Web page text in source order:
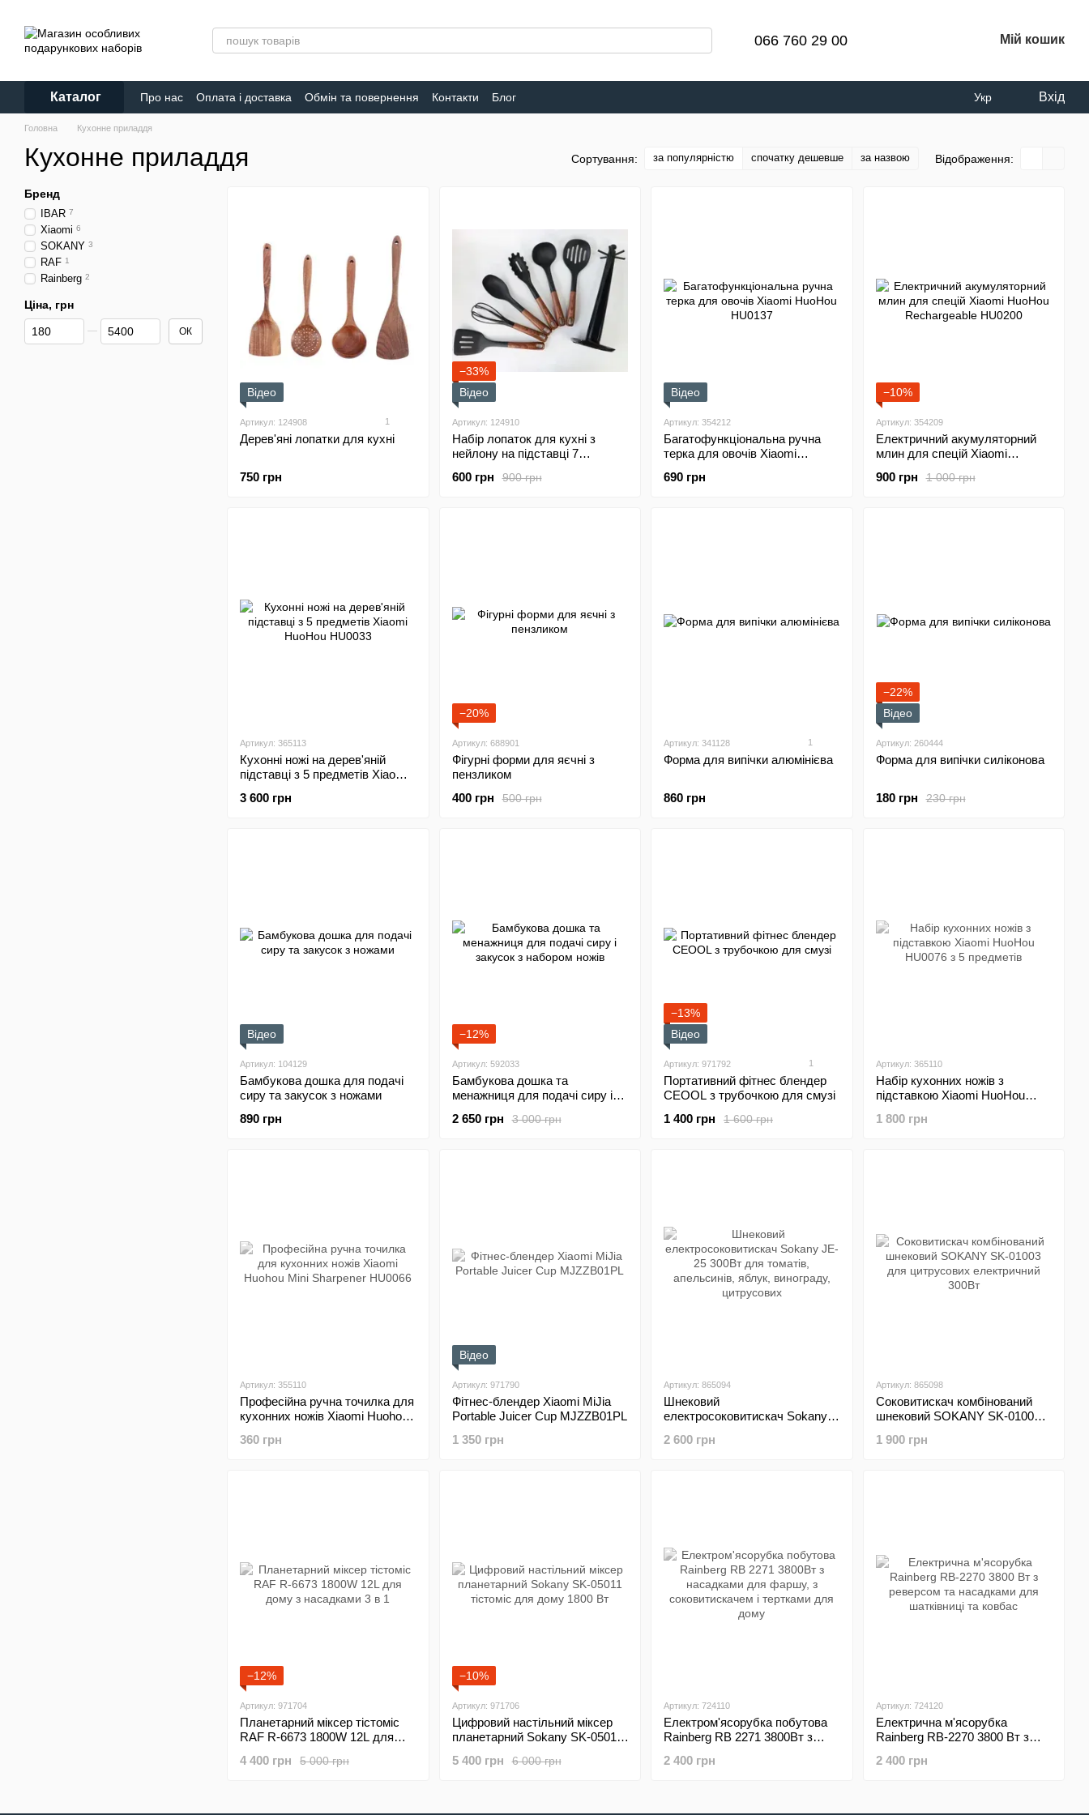
066 760 29 00 Мій кошик
Каталог Про нас Оплата і доставка Обмін та повернення Контакти Блог Укр Вхід
Головна Кухонне приладдя
Кухонне приладдя Сортування: за популярністю спочатку дешевше за назвою Відображення:
Відео
Артикул: 124908 1
Дерев'яні лопатки для кухні
750 грн
−33%
Відео
Артикул: 124910
Набір лопаток для кухні з
нейлону на підставці 7
900 грн
600 грн
Відео
Артикул: 354212
Багатофункціональна ручна
терка для овочів Xiaomi
690 грн
−10%
Артикул: 354209
Електричний акумуляторний
млин для спецій Xiaomi
1 000 грн
900 грн
Артикул: 365113
Кухонні ножі на дерев'яній
підставці з 5 предметів Xiaomi
3 600 грн
−20%
Артикул: 688901
Фігурні форми для яєчні з
пензликом
500 грн
400 грн
Артикул: 341128 1
Форма для випічки алюмінієва
860 грн
−22%
Відео
Артикул: 260444
Форма для випічки силіконова
230 грн
180 грн
Відео
Артикул: 104129
Бамбукова дошка для подачі
сиру та закусок з ножами
890 грн
−12%
Артикул: 592033
Бамбукова дошка та
менажниця для подачі сиру і
3 000 грн
2 650 грн
−13%
Відео
Артикул: 971792 1
Портативний фітнес блендер
CEOOL з трубочкою для смузі
1 600 грн
1 400 грн
Артикул: 365110
Набір кухонних ножів з
підставкою Xiaomi HuoHou
1 800 грн
Артикул: 355110
Професійна ручна точилка для
кухонних ножів Xiaomi Huohou
360 грн
Відео
Артикул: 971790
Фітнес-блендер Xiaomi MiJia
Portable Juicer Cup MJZZB01PL
1 350 грн
Артикул: 865094
Шнековий
електросоковитискач Sokany
апельсинів, яблук, винограду,
2 600 грн
Артикул: 865098
Соковитискач комбінований
шнековий SOKANY SK-01003
300Вт
1 900 грн
−12%
Артикул: 971704
Планетарний міксер тістоміс
RAF R-6673 1800W 12L для
5 000 грн
4 400 грн
−10%
Артикул: 971706
Цифровий настільний міксер
планетарний Sokany SK-05011
6 000 грн
5 400 грн
Артикул: 724110
Електром'ясорубка побутова
Rainberg RB 2271 3800Вт з
соковитискачем і тертками для
2 400 грн
Артикул: 724120
Електрична м'ясорубка
Rainberg RB-2270 3800 Вт з
шатківниці та ковбас
2 400 грн
Бренд
IBAR 7
Xiaomi 6
SOKANY 3
RAF 1
Rainberg 2
Ціна, грн
Від Ціна, грн
До Ціна, грн ОК